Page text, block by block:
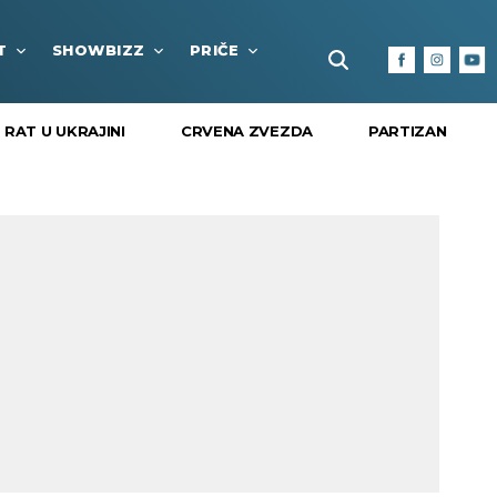
SHOWBIZZ PRIČE FUN BOX KULTURA I
RAT U UKRAJINI CRVENA ZVEZDA PARTIZAN